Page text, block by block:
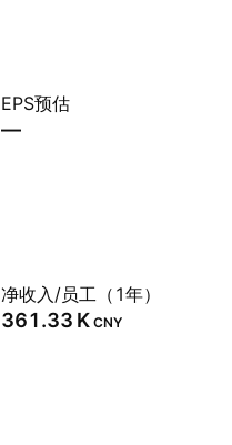
EPS预估
—
净收入/员工（1年）
‪361.33 K‬ CNY